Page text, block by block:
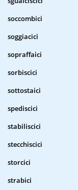
soccombici
soggiacici
sopraffaici
sorbiscici
sottostaici
spediscici
stabiliscici
stecchiscici
storcici
strabici